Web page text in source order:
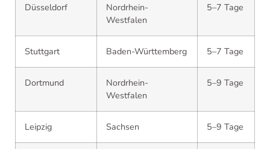
Düsseldorf
Nordrhein-
Westfalen
5–7 Tage
Stuttgart Baden-Württemberg 5–7 Tage
Dortmund
Nordrhein-
Westfalen
5–9 Tage
Leipzig Sachsen 5–9 Tage